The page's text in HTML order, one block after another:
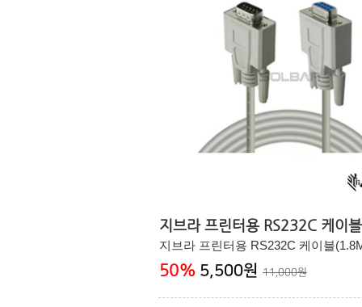
지브라 프린터용 RS232C 케이
지브라 프린터용 RS232C 케이블
50% 5,500원 11,000원